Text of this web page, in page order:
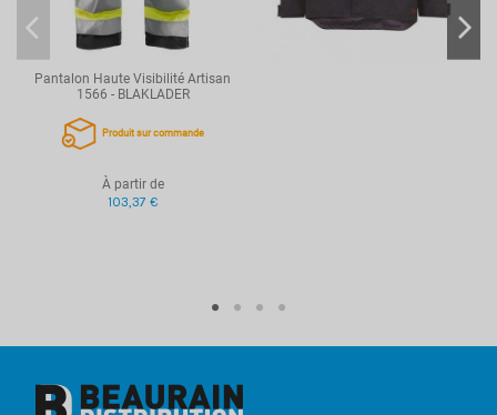
Pantalon Haute Visibilité Artisan
1566 - BLAKLADER
Produit sur commande
À partir de
103,37 €